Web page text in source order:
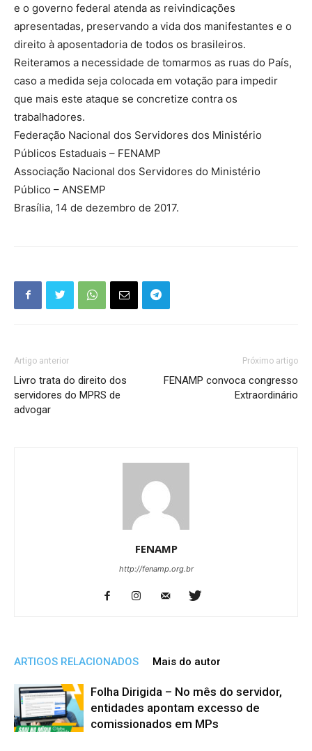
e o governo federal atenda as reivindicações
apresentadas, preservando a vida dos manifestantes e o
direito à aposentadoria de todos os brasileiros.
Reiteramos a necessidade de tomarmos as ruas do País,
caso a medida seja colocada em votação para impedir
que mais este ataque se concretize contra os
trabalhadores.
Federação Nacional dos Servidores dos Ministério
Públicos Estaduais – FENAMP
Associação Nacional dos Servidores do Ministério
Público – ANSEMP
Brasília, 14 de dezembro de 2017.
Artigo anterior
Livro trata do direito dos
servidores do MPRS de
advogar
Próximo artigo
FENAMP convoca congresso
Extraordinário
FENAMP
http://fenamp.org.br
ARTIGOS RELACIONADOS Mais do autor
Folha Dirigida – No mês do servidor,
entidades apontam excesso de
comissionados em MPs